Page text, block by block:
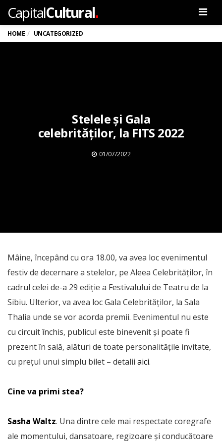
CapitalCultural.
HOME UNCATEGORIZED
Stelele și Gala
celebrităților, la FITS 2022
01/07/2022
Mâine, începând cu ora 18.00, va avea loc evenimentul
festiv de decernare a stelelor, pe Aleea Celebrităților, în
cadrul celei de-a 29 ediție a Festivalului de Teatru de la
Sibiu. Ulterior, va avea loc Gala Celebrităților, la Sala
Thalia unde se vor acorda premii. Evenimentul nu este
cu circuit închis, publicul este binevenit și poate fi
prezent în sală, alături de toate personalitățile invitate,
cu prețul unui simplu bilet – detalii aici.
Cine va primi stea?
Sasha Waltz. Una dintre cele mai respectate coregrafe
ale momentului, dansatoare, regizoare și conducătoare